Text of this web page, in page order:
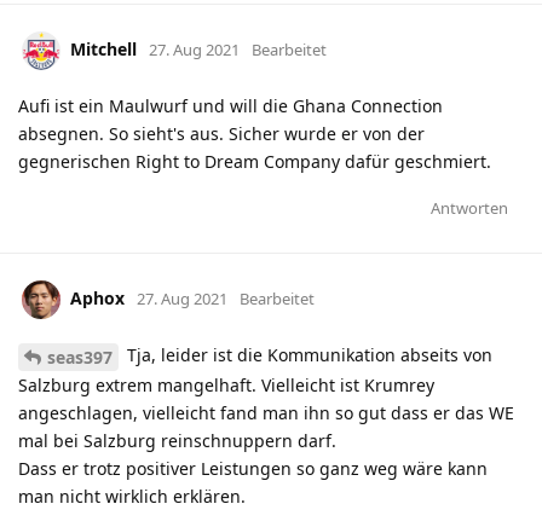
Mitchell 27. Aug 2021 Bearbeitet
Aufi ist ein Maulwurf und will die Ghana Connection
absegnen. So sieht's aus. Sicher wurde er von der
gegnerischen Right to Dream Company dafür geschmiert.
Antworten
Aphox 27. Aug 2021 Bearbeitet
seas397
Tja, leider ist die Kommunikation abseits von
Salzburg extrem mangelhaft. Vielleicht ist Krumrey
angeschlagen, vielleicht fand man ihn so gut dass er das WE
mal bei Salzburg reinschnuppern darf.
Dass er trotz positiver Leistungen so ganz weg wäre kann
man nicht wirklich erklären.